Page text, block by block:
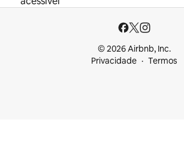
© 2026 Airbnb, Inc.
Privacidade
Termos